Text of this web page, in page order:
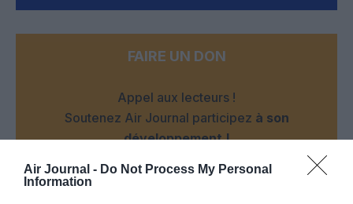
Air Journal - Do Not Process My Personal
Information
FAIRE UN DON
Appel aux lecteurs !
Soutenez Air Journal participez à son
développement !